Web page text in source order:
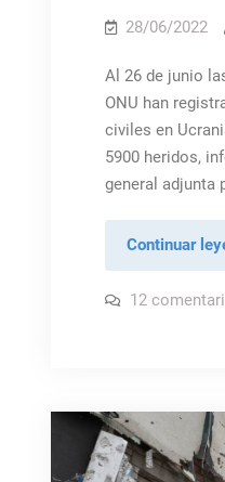
28/06/2022
Al 26 de junio
ONU han
civiles en
5900 heridos,
general adjunta
Continuar
12